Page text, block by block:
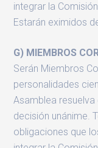
integrar la
Estarán eximidos
G) MIEMBROS
Serán Miembros
personalidades
Asamblea
decisión unánime.
obligaciones que